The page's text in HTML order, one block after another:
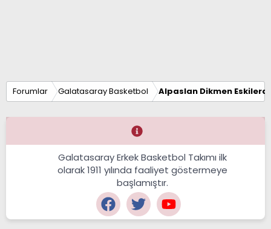
Forumlar Galatasaray Basketbol Alpaslan Dikmen
Galatasaray Erkek Basketbol Takımı ilk
olarak 1911 yılında faaliyet göstermeye
başlamıştır.